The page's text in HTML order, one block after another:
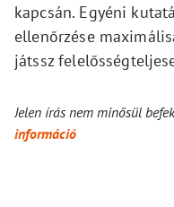
kapcsán. Egyéni
ellenőrzése
játssz
Jelen írás nem minősül
információ